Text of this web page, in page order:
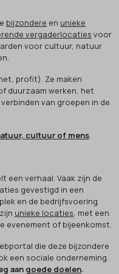
bijzondere en unieke
vergaderlocaties voor
voor cultuur, natuur
profit). Ze maken
duurzaam werken, het
van groepen in de
cultuur of mens.
een verhaal. Vaak zijn de
gevestigd in een
en de bedrijfsvoering
unieke locaties, met een
evenement of bijeenkomst.
die deze bijzondere
een sociale onderneming.
aan goede doelen.